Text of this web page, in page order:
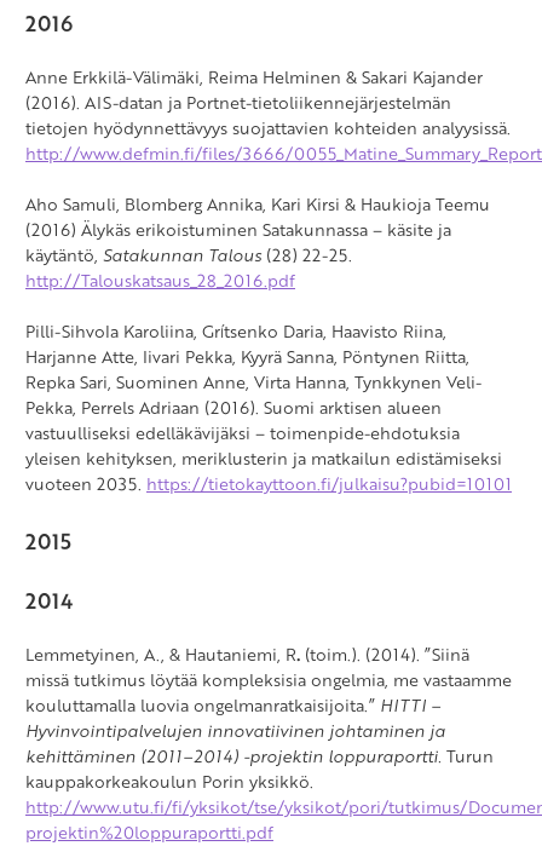
2016
Anne Erkkilä-Välimäki, Reima Helminen & Sakari Kajander
(2016). AIS-datan ja Portnet-tietoliikennejärjestelmän
tietojen hyödynnettävyys suojattavien kohteiden analyysissä.
http://www.defmin.fi/files/3666/
Aho Samuli, Blomberg Annika, Kari Kirsi & Haukioja Teemu
(2016) Älykäs erikoistuminen Satakunnassa – käsite ja
käytäntö, Satakunnan Talous (28) 22-25.
http://Talouskatsaus_28_2016.pdf
Pilli-Sihvola Karoliina, Grítsenko Daria, Haavisto Riina,
Harjanne Atte, Iivari Pekka, Kyyrä Sanna, Pöntynen Riitta,
Repka Sari, Suominen Anne, Virta Hanna, Tynkkynen Veli-
Pekka, Perrels Adriaan (2016). Suomi arktisen alueen
vastuulliseksi edelläkävijäksi – toimenpide-ehdotuksia
yleisen kehityksen, meriklusterin ja matkailun edistämiseksi
vuoteen 2035. https://tietokayttoon.fi/julkaisu?pubid=10101
2015
2014
Lemmetyinen, A., & Hautaniemi, R. (toim.). (2014). ”Siinä
missä tutkimus löytää kompleksisia ongelmia, me vastaamme
kouluttamalla luovia ongelmanratkaisijoita.” HITTI –
Hyvinvointipalvelujen innovatiivinen johtaminen ja
kehittäminen (2011–2014) -projektin loppuraportti. Turun
kauppakorkeakoulun Porin yksikkö.
http://www.utu.fi/fi/yksikot/tse/yksikot/pori/tutkimus/
projektin%20loppuraportti.pdf